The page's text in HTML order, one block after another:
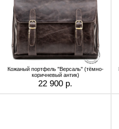
Кожаный портфель "Версаль" (тёмно-
коричневый антик)
22 900 р.